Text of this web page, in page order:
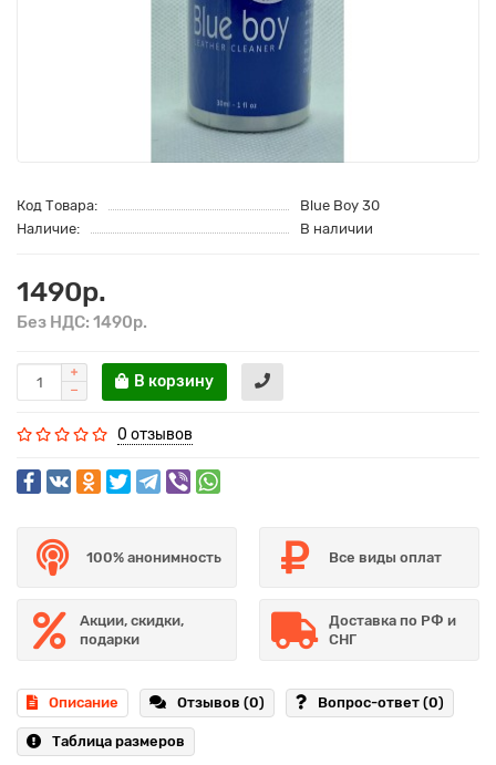
Код Товара:
Blue Boy 30
Наличие:
В наличии
1490р.
Без НДС: 1490р.
В корзину
0 отзывов
100% анонимность Все виды оплат
Акции, скидки,
подарки
Доставка по РФ и
СНГ
Описание Отзывов (0) Вопрос-ответ (0)
Таблица размеров